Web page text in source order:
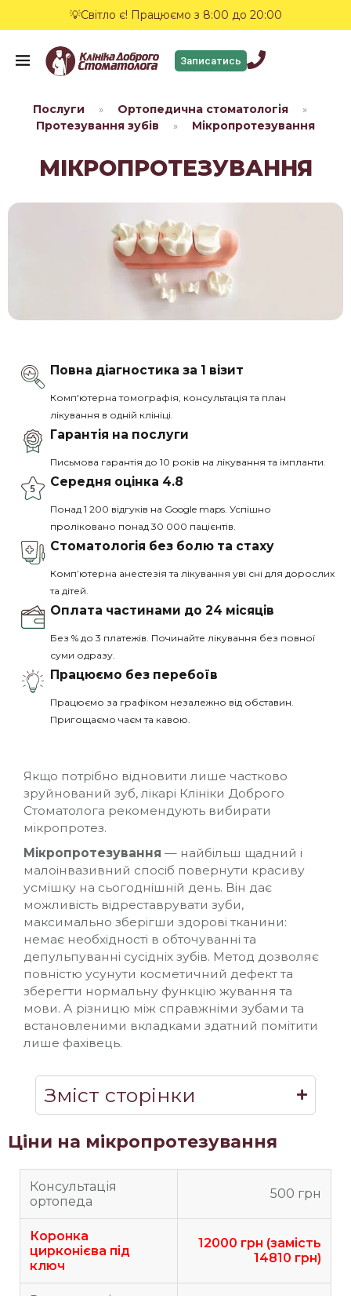
💡Світло є! Працюємо з 8:00 до 20:00
Записатись
Послуги » Ортопедична стоматологія »
Протезування зубів » Мікропротезування
МІКРОПРОТЕЗУВАННЯ
Повна діагностика за 1 візит
Комп'ютерна томографія, консультація та план
лікування в одній клініці.
Гарантія на послуги
Письмова гарантія до 10 років на лікування та імпланти.
Середня оцінка 4.8
Понад 1 200 відгуків на Google maps. Успішно
проліковано понад 30 000 пацієнтів.
Стоматологія без болю та стаху
Комп’ютерна анестезія та лікування уві сні для дорослих
та дітей.
Оплата частинами до 24 місяців
Без % до 3 платежів. Починайте лікування без повної
суми одразу.
Працюємо без перебоїв
Працюємо за графіком незалежно від обставин.
Пригощаємо чаєм та кавою.
Якщо потрібно відновити лише частково
зруйнований зуб, лікарі Клініки Доброго
Стоматолога рекомендують вибирати
мікропротез.
Мікропротезування — найбільш щадний і
малоінвазивний спосіб повернути красиву
усмішку на сьогоднішній день. Він дає
можливість відреставрувати зуби,
максимально зберігши здорові тканини:
немає необхідності в обточуванні та
депульпуванні сусідніх зубів. Метод дозволяє
повністю усунути косметичний дефект та
зберегти нормальну функцію жування та
мови. А різницю між справжніми зубами та
встановленими вкладками здатний помітити
лише фахівець.
Зміст сторінки
Ціни на мікропротезування
Консультація
ортопеда
500 грн
Коронка
цирконієва під
ключ
12000 грн (замість
14810 грн)